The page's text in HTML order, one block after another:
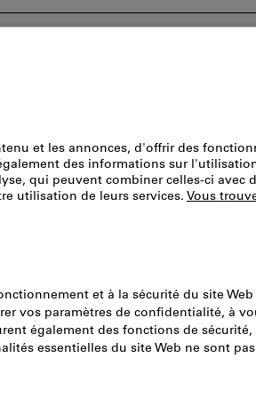
agglomérés
HECO-
Réf.:740413 N° de